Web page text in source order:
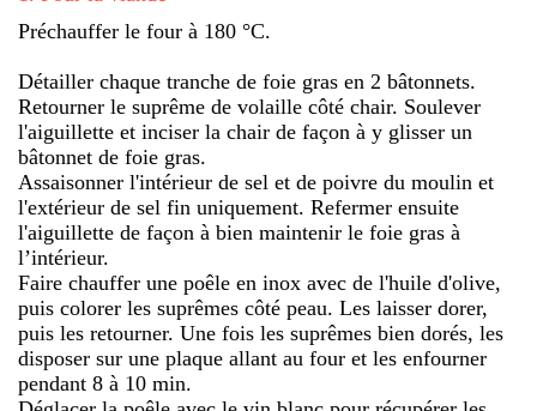
Préchauffer le four à 180 °C.
Détailler chaque tranche de foie gras en 2 bâtonnets.
Retourner le suprême de volaille côté chair. Soulever
l'aiguillette et inciser la chair de façon à y glisser un
bâtonnet de foie gras.
Assaisonner l'intérieur de sel et de poivre du moulin et
l'extérieur de sel fin uniquement. Refermer ensuite
l'aiguillette de façon à bien maintenir le foie gras à
l’intérieur.
Faire chauffer une poêle en inox avec de l'huile d'olive,
puis colorer les suprêmes côté peau. Les laisser dorer,
puis les retourner. Une fois les suprêmes bien dorés, les
disposer sur une plaque allant au four et les enfourner
pendant 8 à 10 min.